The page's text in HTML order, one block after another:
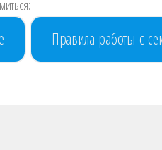
Правила работы с